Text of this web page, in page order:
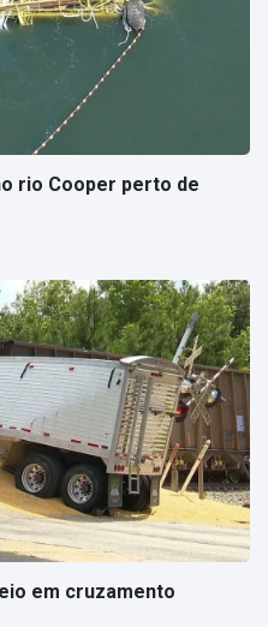
rio Cooper perto de
em cruzamento